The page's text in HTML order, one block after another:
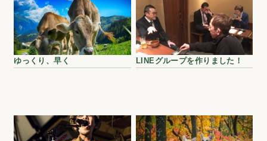
ゆっくり、早く LINEグループを作りました！